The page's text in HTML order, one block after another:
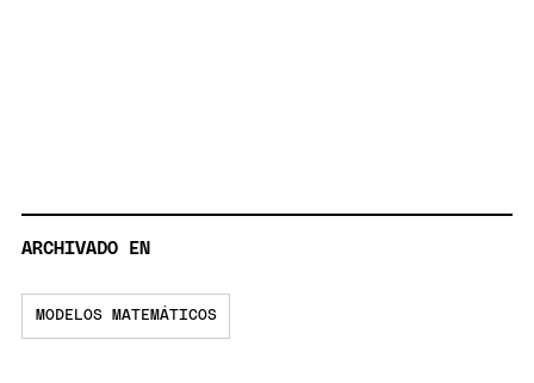
ARCHIVADO EN
MODELOS MATEMÁTICOS